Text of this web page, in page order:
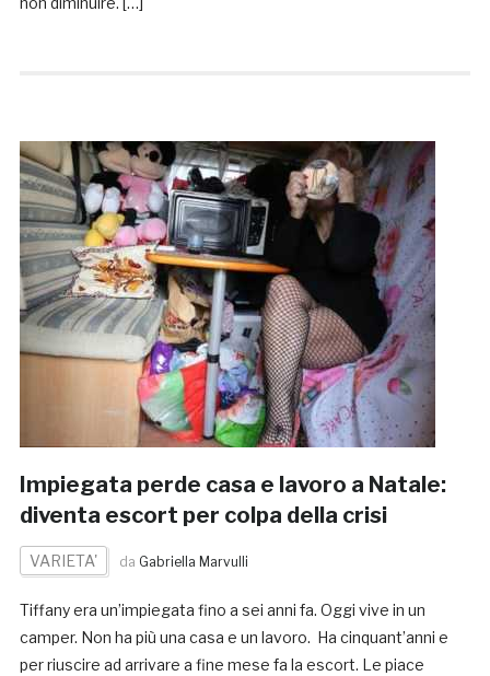
Impiegata perde casa e lavoro a Natale:
diventa escort per colpa della crisi
VARIETA' da Gabriella Marvulli
Tiffany era un’impiegata fino a sei anni fa. Oggi vive in un
camper. Non ha più una casa e un lavoro. Ha cinquant’anni e
per riuscire ad arrivare a fine mese fa la escort. Le piace